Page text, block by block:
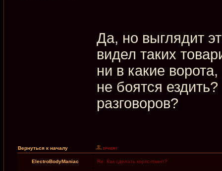
Да, но выглядит
видел таких
ни в какие
не боятся
разговоров?
Вернуться к началу
ElectroBodyManiac Re: Как сделать корпс-пэинт?